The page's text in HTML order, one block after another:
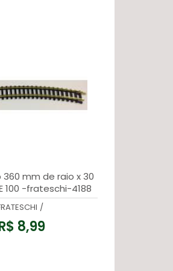
360 mm de raio x 30
100 -frateschi-4188
/
8,99